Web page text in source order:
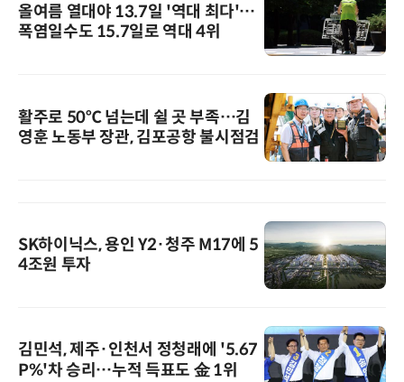
올여름 열대야 13.7일 '역대 최다'…
폭염일수도 15.7일로 역대 4위
활주로 50℃ 넘는데 쉴 곳 부족…김
영훈 노동부 장관, 김포공항 불시점검
SK하이닉스, 용인 Y2·청주 M17에 5
4조원 투자
김민석, 제주·인천서 정청래에 '5.67
P%'차 승리…누적 득표도 金 1위